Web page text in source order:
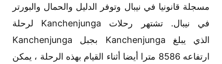
مسجلة قانونيا في نيبال وتوفر الدليل والحمال والبورتر
لرحلة Kanchenjunga في نيبال. تشتهر رحلات
Kanchenjunga بجبل Kanchenjunga الذي يبلغ
ارتفاعه 8586 مترا أيضا أثناء القيام بهذه الرحلة ، يمكن